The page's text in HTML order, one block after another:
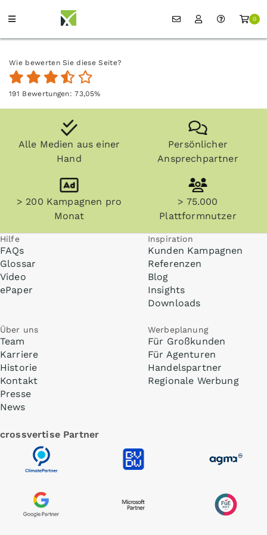
0
Wie bewerten Sie diese Seite?
191 Bewertungen:73,05%
Alle Medien aus einer
Hand
Persönlicher
Ansprechpartner
> 200 Kampagnen pro
Monat
> 75.000
Plattformnutzer
Hilfe
FAQs
Glossar
Video
ePaper
Inspiration
Kunden Kampagnen
Referenzen
Blog
Insights
Downloads
Über uns
Team
Karriere
Historie
Kontakt
Presse
News
Werbeplanung
Für Großkunden
Für Agenturen
Handelspartner
Regionale Werbung
crossvertise Partner